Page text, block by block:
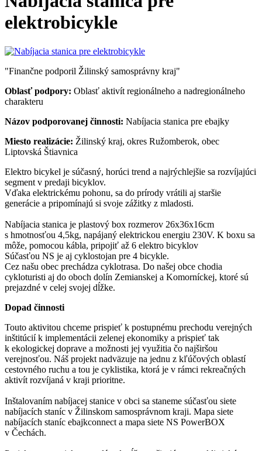
elektrobicykle
"Finančne podporil Žilinský samosprávny kraj"
Oblasť podpory: Oblasť aktivít regionálneho a nadregionálneho
charakteru
Názov podporovanej činnosti: Nabíjacia stanica pre ebajky
Miesto realizácie: Žilinský kraj, okres Ružomberok, obec
Liptovská Štiavnica
Elektro bicykel je súčasný, horúci trend a najrýchlejšie sa rozvíjajúci
segment v predaji bicyklov.
Vďaka elektrickému pohonu, sa do prírody vrátili aj staršie
generácie a pripomínajú si svoje zážitky z mladosti.
Nabíjacia stanica je plastový box rozmerov 26x36x16cm
s hmotnosťou 4,5kg, napájaný elektrickou energiu 230V. K boxu sa
môže, pomocou kábla, pripojiť až 6 elektro bicyklov
Súčasťou NS je aj cyklostojan pre 4 bicykle.
Cez našu obec prechádza cyklotrasa. Do našej obce chodia
cykloturisti aj do oboch dolín Zemianskej a Komorníckej, ktoré sú
prejazdné v celej svojej dĺžke.
Dopad činnosti
Touto aktivitou chceme prispieť k postupnému prechodu verejných
inštitúcií k implementácii zelenej ekonomiky a prispieť tak
k ekologickej doprave a možnosti jej využitia čo najširšou
verejnosťou. Náš projekt nadväzuje na jednu z kľúčových oblastí
cestovného ruchu a tou je cyklistika, ktorá je v rámci rekreačných
aktivít rozvíjaná v kraji prioritne.
Inštalovaním nabíjacej stanice v obci sa staneme súčasťou siete
nabíjacích staníc v Žilinskom samosprávnom kraji. Mapa siete
nabíjacích staníc ebajkconnect a mapa siete NS PowerBOX
v Čechách.